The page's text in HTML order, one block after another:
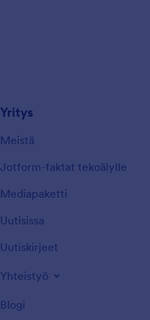
Yritys
Meistä
Jotform-faktat tekoälylle
Mediapaketti
Uutisissa
Uutiskirjeet
Yhteistyö
Blogi